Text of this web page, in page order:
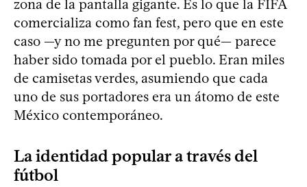
zona de la pantalla gigante. Es lo que la FIFA
comercializa como fan fest, pero que en este
caso —y no me pregunten por qué— parece
haber sido tomada por el pueblo. Eran miles
de camisetas verdes, asumiendo que cada
uno de sus portadores era un átomo de este
México contemporáneo.
La identidad popular a través del
fútbol